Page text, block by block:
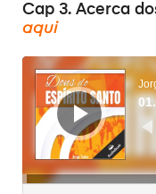
Cap 3. Acerca
aqui
Reproductor
audio